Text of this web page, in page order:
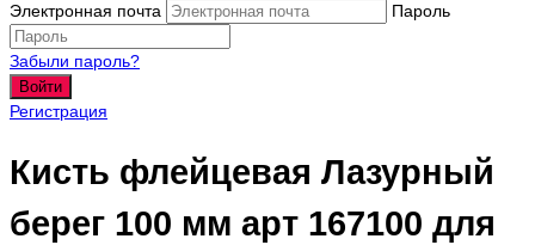
Электронная почта
Пароль
Забыли пароль?
Войти
Регистрация
Кисть флейцевая Лазурный
берег 100 мм арт 167100 для